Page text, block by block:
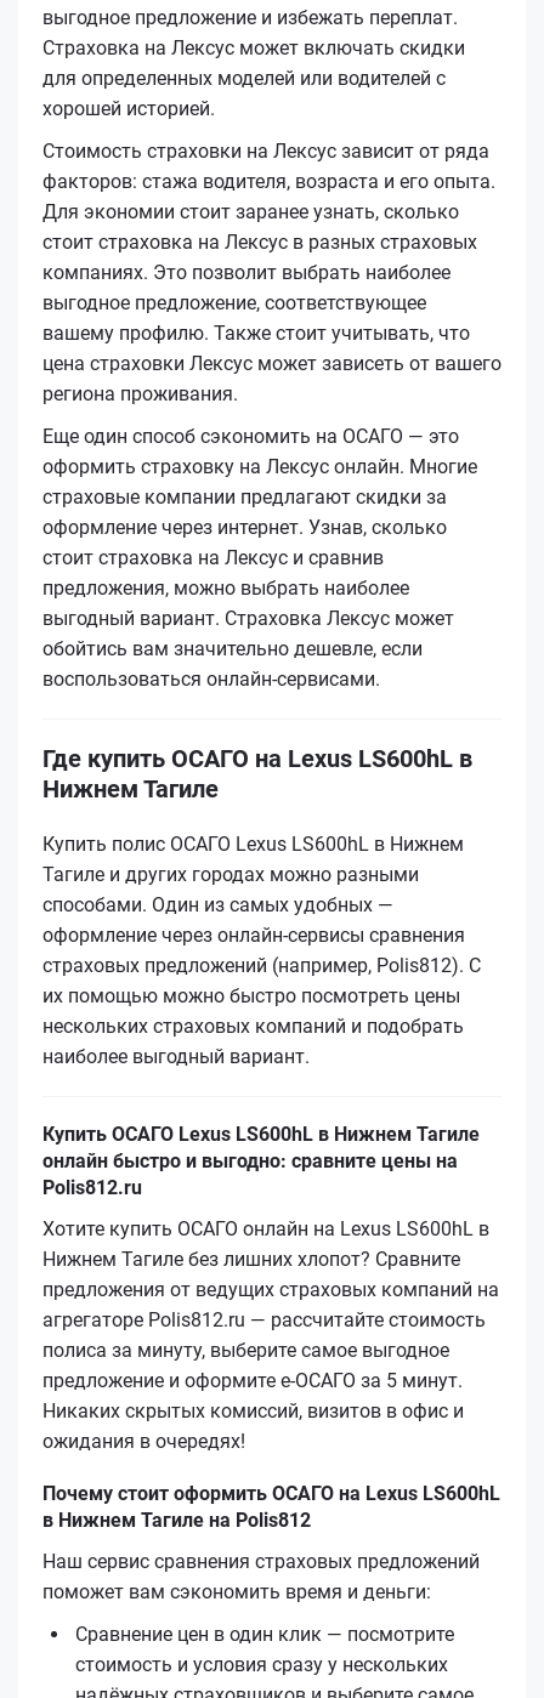
выгодное предложение и избежать переплат.
Страховка на Лексус может включать скидки
для определенных моделей или водителей с
хорошей историей.
Стоимость страховки на Лексус зависит от ряда
факторов: стажа водителя, возраста и его опыта.
Для экономии стоит заранее узнать, сколько
стоит страховка на Лексус в разных страховых
компаниях. Это позволит выбрать наиболее
выгодное предложение, соответствующее
вашему профилю. Также стоит учитывать, что
цена страховки Лексус может зависеть от вашего
региона проживания.
Еще один способ сэкономить на ОСАГО — это
оформить страховку на Лексус онлайн. Многие
страховые компании предлагают скидки за
оформление через интернет. Узнав, сколько
стоит страховка на Лексус и сравнив
предложения, можно выбрать наиболее
выгодный вариант. Страховка Лексус может
обойтись вам значительно дешевле, если
воспользоваться онлайн-сервисами.
Где купить ОСАГО на Lexus LS600hL в
Нижнем Тагиле
Купить полис ОСАГО Lexus LS600hL в Нижнем
Тагиле и других городах можно разными
способами. Один из самых удобных —
оформление через онлайн-сервисы сравнения
страховых предложений (например, Polis812). С
их помощью можно быстро посмотреть цены
нескольких страховых компаний и подобрать
наиболее выгодный вариант.
Купить ОСАГО Lexus LS600hL в Нижнем Тагиле
онлайн быстро и выгодно: сравните цены на
Polis812.ru
Хотите купить ОСАГО онлайн на Lexus LS600hL в
Нижнем Тагиле без лишних хлопот? Сравните
предложения от ведущих страховых компаний на
агрегаторе Polis812.ru — рассчитайте стоимость
полиса за минуту, выберите самое выгодное
предложение и оформите е‑ОСАГО за 5 минут.
Никаких скрытых комиссий, визитов в офис и
ожидания в очередях!
Почему стоит оформить ОСАГО на Lexus LS600hL
в Нижнем Тагиле на Polis812
Наш сервис сравнения страховых предложений
поможет вам сэкономить время и деньги:
Сравнение цен в один клик — посмотрите
стоимость и условия сразу у нескольких